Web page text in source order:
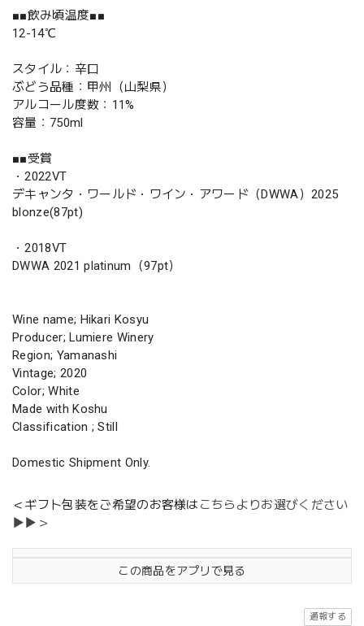
■■飲み頃温度■■
12-14℃
スタイル：辛口
ぶどう品種：甲州（山梨県）
アルコール度数：11%
容量：750ml
■■受賞
・2022VT
デキャンタ・ワールド・ワイン・アワード（DWWA）2025
blonze(87pt)
・2018VT
DWWA 2021 platinum（97pt）
Wine name; Hikari Kosyu
Producer; Lumiere Winery
Region; Yamanashi
Vintage; 2020
Color; White
Made with Koshu
Classification ; Still
Domestic Shipment Only.
＜ギフト包装をご希望のお客様は こちらよりお選びください
▶▶＞
この商品をアプリで見る
通報する